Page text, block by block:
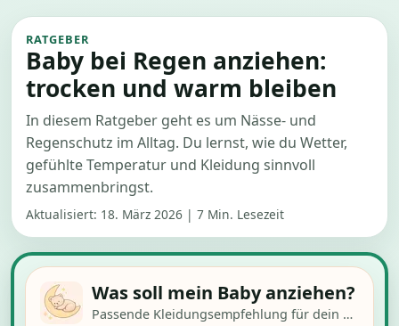
RATGEBER
Baby bei Regen anziehen:
trocken und warm bleiben
In diesem Ratgeber geht es um Nässe- und
Regenschutz im Alltag. Du lernst, wie du Wetter,
gefühlte Temperatur und Kleidung sinnvoll
zusammenbringst.
Aktualisiert: 18. März 2026 | 7 Min. Lesezeit
Was soll mein Baby anziehen?
Passende Kleidungsempfehlung für dein Baby